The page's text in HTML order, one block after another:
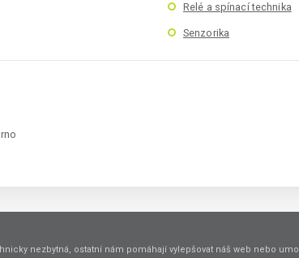
Relé a spínací technika
Senzorika
nezbytná, ostatní nám pomáhají vylepšovat náš web nebo